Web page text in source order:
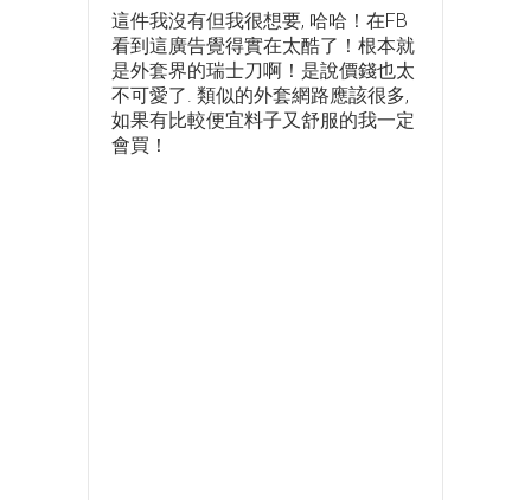
這件我沒有但我很想要, 哈哈！在FB
看到這廣告覺得實在太酷了！根本就
是外套界的瑞士刀啊！是說價錢也太
不可愛了. 類似的外套網路應該很多,
如果有比較便宜料子又舒服的我一定
會買！